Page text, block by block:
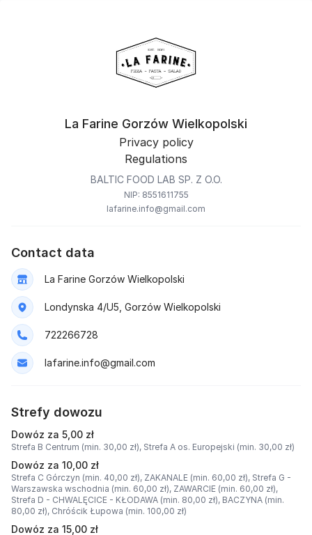
La Farine Gorzów Wielkopolski
Privacy policy
Regulations
BALTIC FOOD LAB SP. Z O.O.
NIP: 8551611755
lafarine.info@gmail.com
Contact data
La Farine Gorzów Wielkopolski
Londynska 4/U5, Gorzów Wielkopolski
722266728
lafarine.info@gmail.com
Strefy dowozu
Dowóz za 5,00 zł
Strefa B Centrum (min. 30,00 zł), Strefa A os. Europejski (min. 30,00 zł)
Dowóz za 10,00 zł
Strefa C Górczyn (min. 40,00 zł), ZAKANALE (min. 60,00 zł), Strefa G -
Warszawska wschodnia (min. 60,00 zł), ZAWARCIE (min. 60,00 zł),
Strefa D - CHWALĘCICE - KŁODAWA (min. 80,00 zł), BACZYNA (min.
80,00 zł), Chróścik Łupowa (min. 100,00 zł)
Dowóz za 15,00 zł